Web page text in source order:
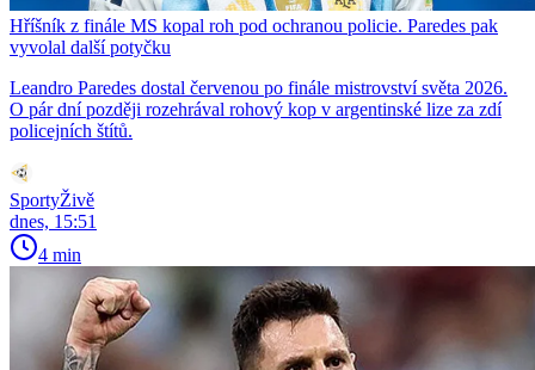
Hříšník z finále MS kopal roh pod ochranou policie. Paredes pak
vyvolal další potyčku
Leandro Paredes dostal červenou po finále mistrovství světa 2026.
O pár dní později rozehrával rohový kop v argentinské lize za zdí
policejních štítů.
SportyŽivě
dnes, 15:51
4 min